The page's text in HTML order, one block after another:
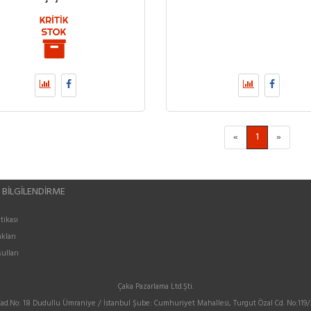
« 1 »
Çaka Pazarlama Ltd.Şti.
18 Dudullu Ümraniye / İstanbul Şube: Cumhuriyet Mahallesi, Turgut Özal Cd. No:119/